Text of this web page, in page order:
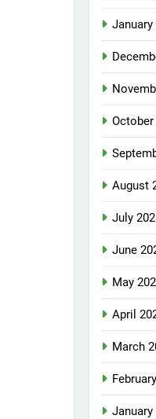
January
October
August
July
June
May
April
March
January